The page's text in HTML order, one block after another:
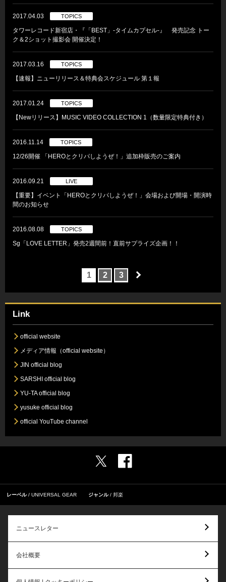
2017.04.03 TOPICS
タワーレコード新宿店・『「BEST」-タイムカプセル-』 発売記念 トー
ク＆2ショット撮影会 開催決定！
2017.03.16 TOPICS
【速報】ニューリリース＆特典会スケジュール 第１報
2017.01.24 TOPICS
【Newリリース】MUSIC VIDEO COLLECTION 1（数量限定特典付き）
2016.11.14 TOPICS
12/26開催 「HEROとクリパしようぜ！」追加枠販売のご案内
2016.09.21 LIVE
【重要】イベント「HEROとクリパしようぜ！」会場および開場・開演時
間のお知らせ
2016.08.08 TOPICS
Sg「LOVE LETTER」発売2週間前！直前サプライズ企画！！
1 2 3
Link
official website
メディア情報（official website）
JIN official blog
SARSHI official blog
YU-TA official blog
yusuke official blog
official YouTube channel
レーベル UNIVERSAL GEAR ジャンル 邦楽
ニュースレター
会社概要